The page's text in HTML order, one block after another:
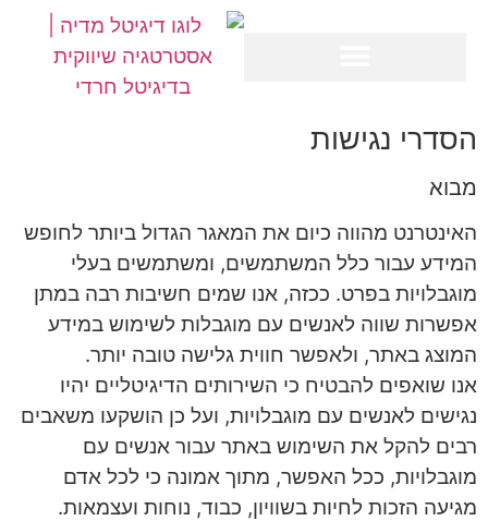
הסדרי נגישות
מבוא
האינטרנט מהווה כיום את המאגר הגדול ביותר לחופש
המידע עבור כלל המשתמשים, ומשתמשים בעלי
מוגבלויות בפרט. ככזה, אנו שמים חשיבות רבה במתן
אפשרות שווה לאנשים עם מוגבלות לשימוש במידע
המוצג באתר, ולאפשר חווית גלישה טובה יותר.
אנו שואפים להבטיח כי השירותים הדיגיטליים יהיו
נגישים לאנשים עם מוגבלויות, ועל כן הושקעו משאבים
רבים להקל את השימוש באתר עבור אנשים עם
מוגבלויות, ככל האפשר, מתוך אמונה כי לכל אדם
מגיעה הזכות לחיות בשוויון, כבוד, נוחות ועצמאות.